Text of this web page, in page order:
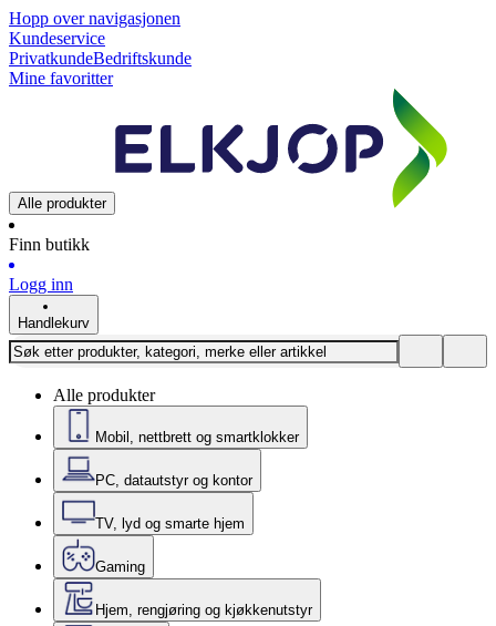
Hopp over navigasjonen
Kundeservice
PrivatkundeBedriftskunde
Mine favoritter
Alle produkter
Finn butikk
Logg inn
Handlekurv
Alle produkter
Mobil, nettbrett og smartklokker
PC, datautstyr og kontor
TV, lyd og smarte hjem
Gaming
Hjem, rengjøring og kjøkkenutstyr